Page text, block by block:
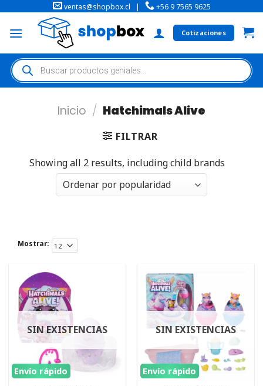
ventas@shopbox.cl | +56 9 7565 9625
Cotizaciones
Inicio / Hatchimals Alive
FILTRAR
Showing all 2 results, including child brands
Mostrar:
Envío rápido
SIN EXISTENCIAS
Envío rápido
SIN EXISTENCIAS